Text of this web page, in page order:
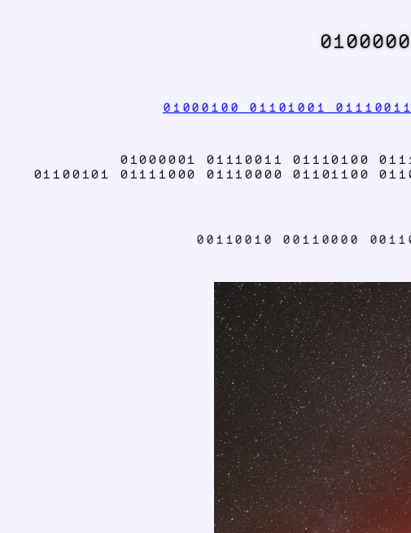
01000100 01101001
01000001 01110011 01110100
01100101 01111000 01110000 01101100
00110010 00110000